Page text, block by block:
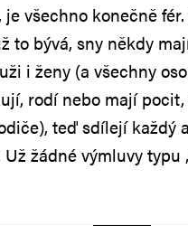
je všechno konečně
to bývá, sny někdy
i ženy (a všechny
rodí nebo mají
teď sdílejí každý
žádné výmluvy typu